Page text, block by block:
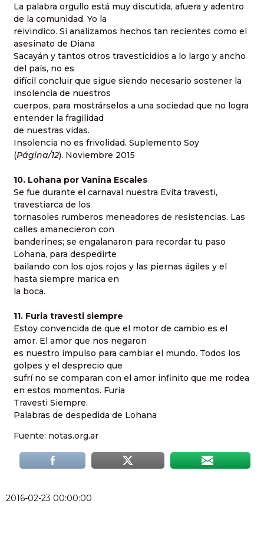
La palabra orgullo está muy discutida, afuera y adentro
de la comunidad. Yo la
reivindico. Si analizamos hechos tan recientes como el
asesinato de Diana
Sacayán y tantos otros travesticidios a lo largo y ancho
del país, no es
difícil concluir que sigue siendo necesario sostener la
insolencia de nuestros
cuerpos, para mostrárselos a una sociedad que no logra
entender la fragilidad
de nuestras vidas.
Insolencia no es frivolidad. Suplemento Soy
(Página/12). Noviembre 2015
10. Lohana por Vanina Escales
Se fue durante el carnaval nuestra Evita travesti,
travestiarca de los
tornasoles rumberos meneadores de resistencias. Las
calles amanecieron con
banderines; se engalanaron para recordar tu paso
Lohana, para despedirte
bailando con los ojos rojos y las piernas ágiles y el
hasta siempre marica en
la boca.
11. Furia travesti siempre
Estoy convencida de que el motor de cambio es el
amor. El amor que nos negaron
es nuestro impulso para cambiar el mundo. Todos los
golpes y el desprecio que
sufrí no se comparan con el amor infinito que me rodea
en estos momentos. Furia
Travesti Siempre.
Palabras de despedida de Lohana
Fuente: notas.org.ar
2016-02-23 00:00:00